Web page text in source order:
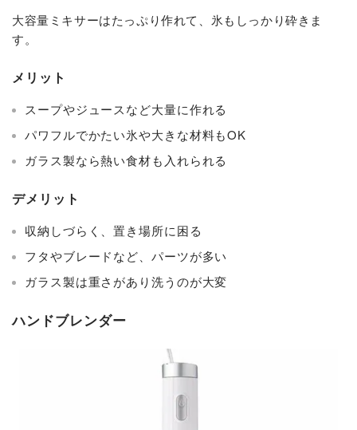
大容量ミキサーはたっぷり作れて、氷もしっかり砕きま
す。
メリット
スープやジュースなど大量に作れる
パワフルでかたい氷や大きな材料もOK
ガラス製なら熱い食材も入れられる
デメリット
収納しづらく、置き場所に困る
フタやブレードなど、パーツが多い
ガラス製は重さがあり洗うのが大変
ハンドブレンダー